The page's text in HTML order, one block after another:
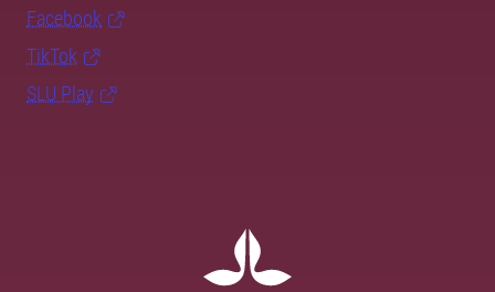
Facebook
TikTok
SLU Play